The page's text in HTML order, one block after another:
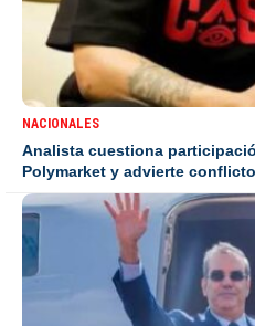
NACIONALES
Analista cuestiona
Polymarket y advierte